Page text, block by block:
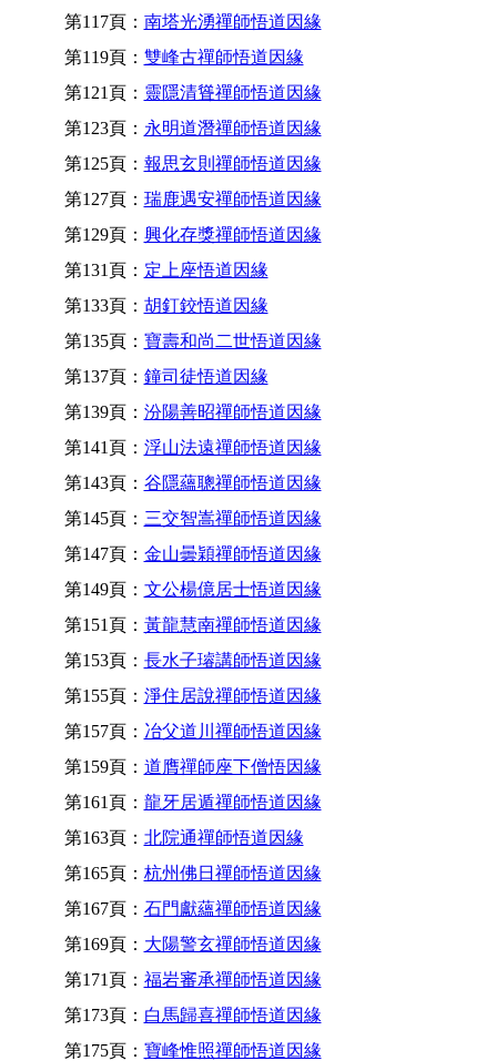
第117頁： 南塔光湧禪師悟道因緣
第119頁： 雙峰古禪師悟道因緣
第121頁： 靈隱清聳禪師悟道因緣
第123頁： 永明道潛禪師悟道因緣
第125頁： 報思玄則禪師悟道因緣
第127頁： 瑞鹿遇安禪師悟道因緣
第129頁： 興化存獎禪師悟道因緣
第131頁： 定上座悟道因緣
第133頁： 胡釘鉸悟道因緣
第135頁： 寶壽和尚二世悟道因緣
第137頁： 鐘司徒悟道因緣
第139頁： 汾陽善昭禪師悟道因緣
第141頁： 浮山法遠禪師悟道因緣
第143頁： 谷隱蘊聰禪師悟道因緣
第145頁： 三交智嵩禪師悟道因緣
第147頁： 金山曇穎禪師悟道因緣
第149頁： 文公楊億居士悟道因緣
第151頁： 黃龍慧南禪師悟道因緣
第153頁： 長水子璿講師悟道因緣
第155頁： 淨住居說禪師悟道因緣
第157頁： 冶父道川禪師悟道因緣
第159頁： 道膺禪師座下僧悟因緣
第161頁： 龍牙居遁禪師悟道因緣
第163頁： 北院通禪師悟道因緣
第165頁： 杭州佛日禪師悟道因緣
第167頁： 石門獻蘊禪師悟道因緣
第169頁： 大陽警玄禪師悟道因緣
第171頁： 福岩審承禪師悟道因緣
第173頁： 白馬歸喜禪師悟道因緣
第175頁： 寶峰惟照禪師悟道因緣